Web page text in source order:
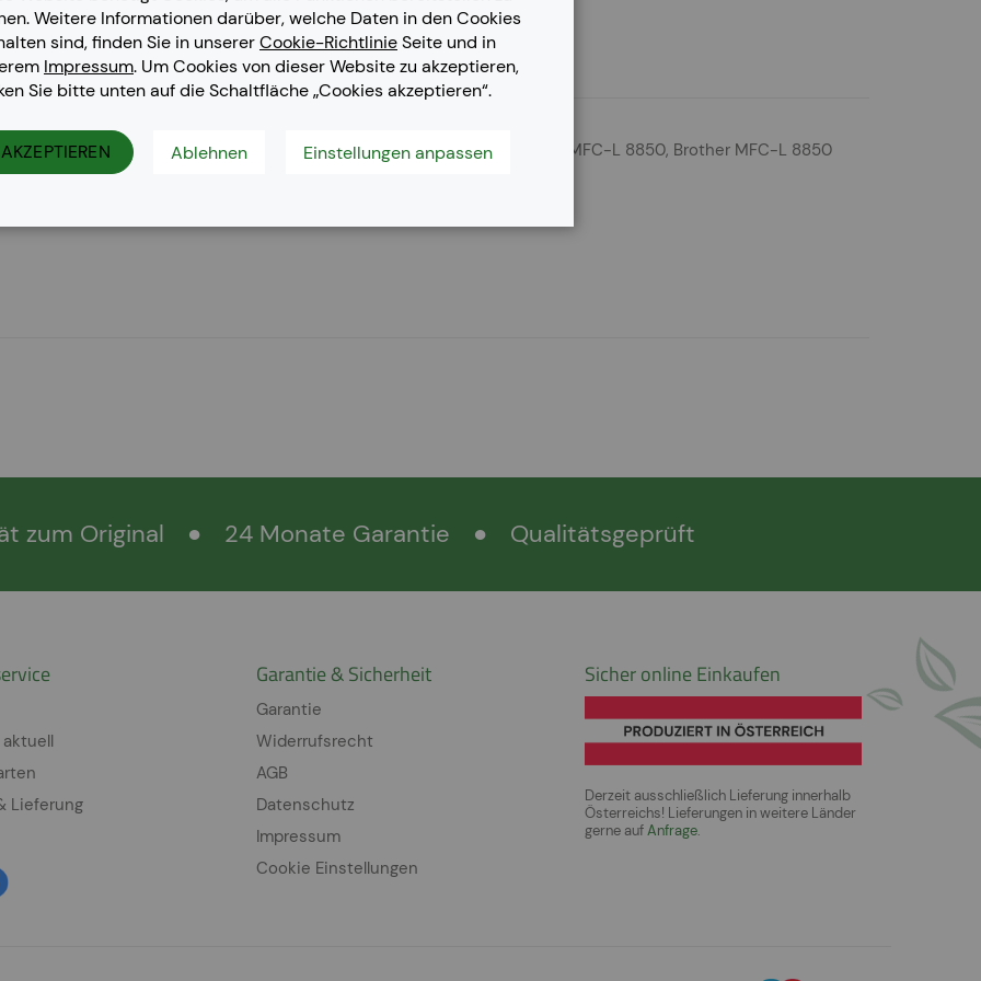
DCP-L 8450 CDW, Brother HL-L 8350, Brother HL-L 8350 CDN, Brother MFC-L 8850, Brother MFC-L 8850
MFC-L 9550 CDWT
zum Original ● 24 Monate Garantie ● Qualitätsgeprüft
Lieferung
Garantie & Sicherheit
Garantie
Widerrufsrecht
AGB
Datenschutz
Impressum
Cookie Einstellungen
Sicher online Einkaufen
Derzeit ausschließlich Lieferung innerhalb
Österreichs! Lieferungen in weitere Länder
gerne aufAnfrage.
Weitere Informationen darüber, welche Daten in den Cookies
sind, finden Sie in unsererCookie-RichtlinieSeite und in
Impressum. Um Cookies von dieser Website zu akzeptieren,
Sie bitte unten auf die Schaltfläche „Cookies akzeptieren“.
AKZEPTIEREN Ablehnen Einstellungen anpassen